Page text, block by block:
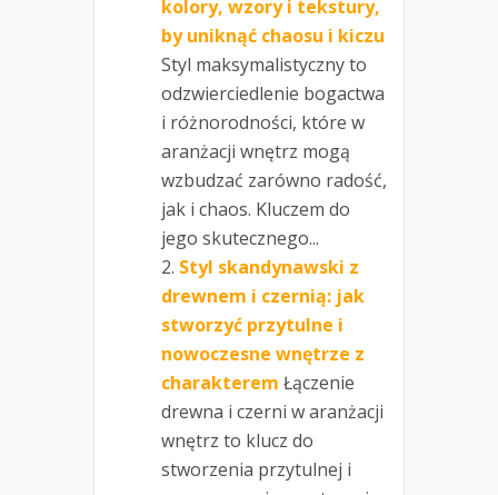
kolory, wzory i tekstury,
by uniknąć chaosu i kiczu
Styl maksymalistyczny to
odzwierciedlenie bogactwa
i różnorodności, które w
aranżacji wnętrz mogą
wzbudzać zarówno radość,
jak i chaos. Kluczem do
jego skutecznego...
Styl skandynawski z
drewnem i czernią: jak
stworzyć przytulne i
nowoczesne wnętrze z
charakterem Łączenie
drewna i czerni w aranżacji
wnętrz to klucz do
stworzenia przytulnej i